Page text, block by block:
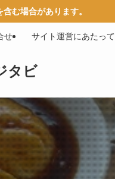
む場合があります。
タビ
せ サイト運営にあたって